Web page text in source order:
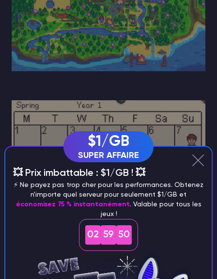
Que peut-on acheter à la librairie
$1/GB
SUPER AFFAIRE
💥 Prix imbattable : $1/GB ! 💥
⚡️ Ne payez pas trop cher pour les performances. Obtenez
n'importe quel serveur pour seulement $1/GB et
économisez 75 % instantanément. Valable pour tous les
jeux !
02 59 49